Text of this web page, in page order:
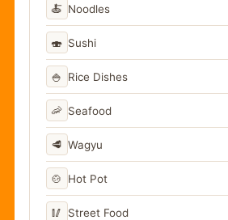
🍝 Noodles
🍣 Sushi
🍚 Rice Dishes
🦐 Seafood
🥩 Wagyu
🍲 Hot Pot
🥢 Street Food